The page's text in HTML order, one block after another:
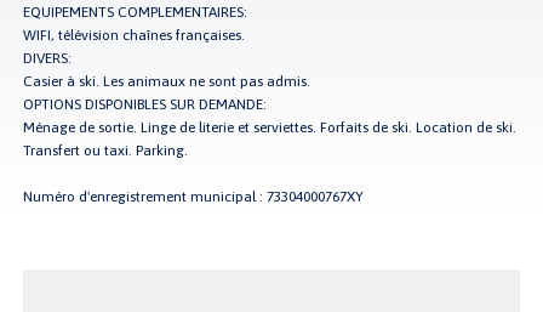
EQUIPEMENTS COMPLEMENTAIRES:
WIFI, télévision chaînes françaises.
DIVERS:
Casier à ski. Les animaux ne sont pas admis.
OPTIONS DISPONIBLES SUR DEMANDE:
Ménage de sortie. Linge de literie et serviettes. Forfaits de ski. Location de ski.
Transfert ou taxi. Parking.
Numéro d'enregistrement municipal : 73304000767XY